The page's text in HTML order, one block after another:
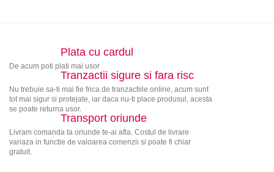
Plata cu cardul
De acum poti plati mai usor
Tranzactii sigure si fara risc
Nu trebuie sa-ti mai fie frica de tranzactiile online, acum sunt
tot mai sigur si protejate, iar daca nu-ti place produsul, acesta
se poate returna usor.
Transport oriunde
Livram comanda ta oriunde te-ai afla. Costul de livrare
variaza in functie de valoarea comenzii si poate fi chiar
gratuit.